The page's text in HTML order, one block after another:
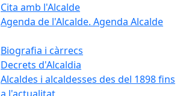
Cita amb l'Alcalde
Agenda de l'Alcalde. Agenda Alcalde
Biografia i càrrecs
Decrets d'Alcaldia
Alcaldes i alcaldesses des del 1898 fins